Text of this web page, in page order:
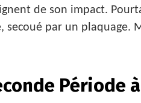
de son impact.
secoué par un plaquage.
Période